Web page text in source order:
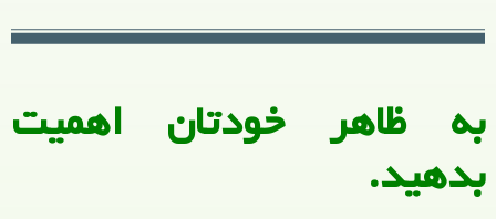
به ظاهر خودتان اهمیت
بدهید.